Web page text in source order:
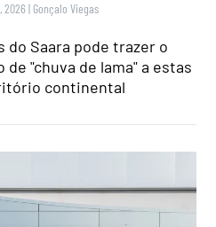
2026 | Gonçalo Viegas
do Saara pode trazer o
"chuva de lama" a estas
continental